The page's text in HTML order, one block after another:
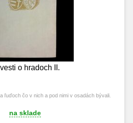
o hradoch II.
ľuďoch čo v nich a pod nimi v osadách bývali.
na sklade